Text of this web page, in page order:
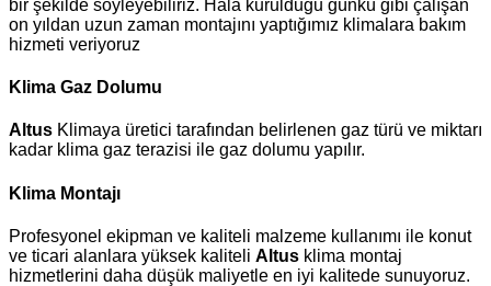
bir şekilde söyleyebiliriz. Hala kurulduğu günkü gibi çalışan
on yıldan uzun zaman montajını yaptığımız klimalara bakım
hizmeti veriyoruz
Klima Gaz Dolumu
Altus Klimaya üretici tarafından belirlenen gaz türü ve miktarı
kadar klima gaz terazisi ile gaz dolumu yapılır.
Klima Montajı
Profesyonel ekipman ve kaliteli malzeme kullanımı ile konut
ve ticari alanlara yüksek kaliteli Altus klima montaj
hizmetlerini daha düşük maliyetle en iyi kalitede sunuyoruz.